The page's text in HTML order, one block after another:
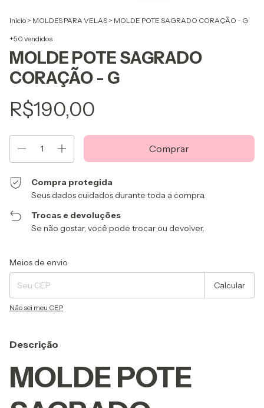
Início > MOLDES PARA VELAS > MOLDE POTE SAGRADO CORAÇÃO - G
+50 vendidos
MOLDE POTE SAGRADO
CORAÇÃO - G
R$190,00
Compra protegida
Seus dados cuidados durante toda a compra.
Trocas e devoluções
Se não gostar, você pode trocar ou devolver.
Entregas para o CEP:
Meios de envio
Calcular
Não sei meu CEP
Descrição
MOLDE POTE